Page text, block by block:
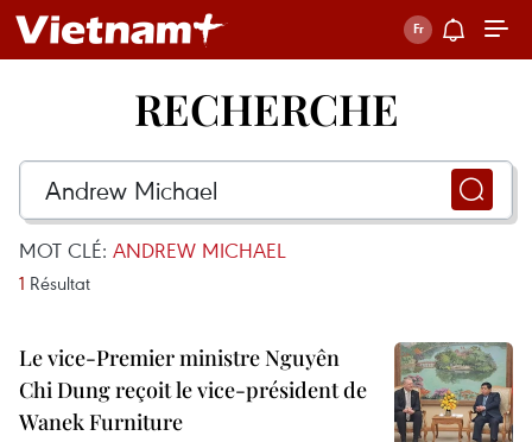
RECHERCHE
MOT CLÉ: ANDREW MICHAEL
1 Résultat
Le vice-Premier ministre Nguyên
Chi Dung reçoit le vice-président de
Wanek Furniture